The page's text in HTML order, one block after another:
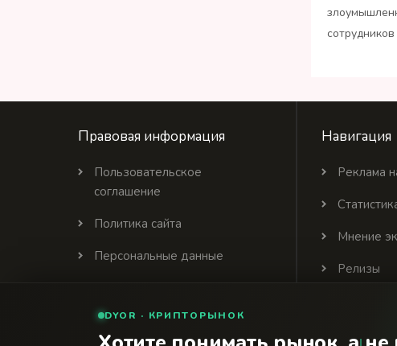
Правовая информация
Пользовательское
соглашение
Политика сайта
Персональные данные
Партнеры
Навигация
Реклама
Мнение
Релизы
DYOR · КРИПТОРЫНОК